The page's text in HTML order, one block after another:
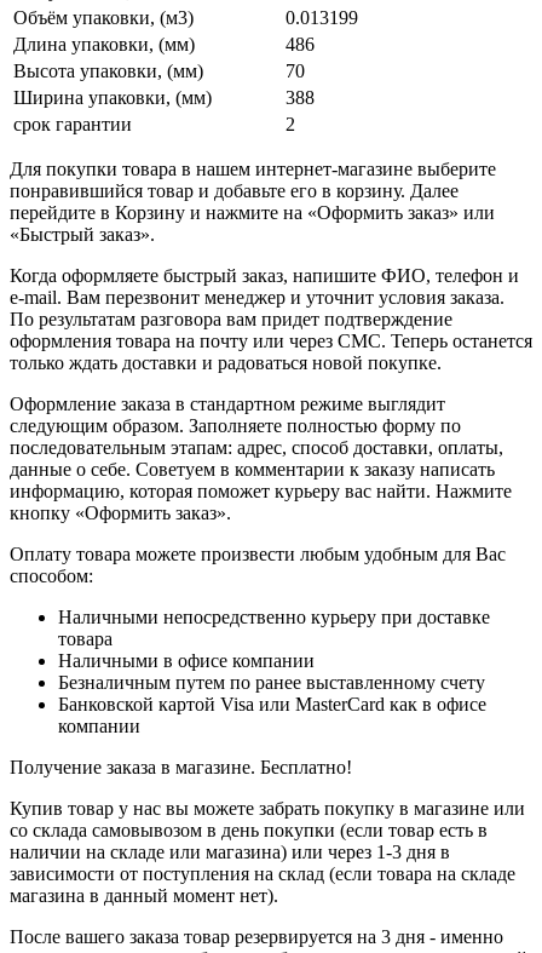
Объём упаковки, (м3)
0.013199
Длина упаковки, (мм)
486
Высота упаковки, (мм)
70
Ширина упаковки, (мм)
388
срок гарантии
2
Для покупки товара в нашем интернет-магазине выберите
понравившийся товар и добавьте его в корзину. Далее
перейдите в Корзину и нажмите на «Оформить заказ» или
«Быстрый заказ».
Когда оформляете быстрый заказ, напишите ФИО, телефон и
e-mail. Вам перезвонит менеджер и уточнит условия заказа.
По результатам разговора вам придет подтверждение
оформления товара на почту или через СМС. Теперь останется
только ждать доставки и радоваться новой покупке.
Оформление заказа в стандартном режиме выглядит
следующим образом. Заполняете полностью форму по
последовательным этапам: адрес, способ доставки, оплаты,
данные о себе. Советуем в комментарии к заказу написать
информацию, которая поможет курьеру вас найти. Нажмите
кнопку «Оформить заказ».
Оплату товара можете произвести любым удобным для Вас
способом:
Наличными непосредственно курьеру при доставке
товара
Наличными в офисе компании
Безналичным путем по ранее выставленному счету
Банковской картой Visa или MasterCard как в офисе
компании
Получение заказа в магазине. Бесплатно!
Купив товар у нас вы можете забрать покупку в магазине или
со склада самовывозом в день покупки (если товар есть в
наличии на складе или магазина) или через 1-3 дня в
зависимости от поступления на склад (если товара на складе
магазина в данный момент нет).
После вашего заказа товар резервируется на 3 дня - именно